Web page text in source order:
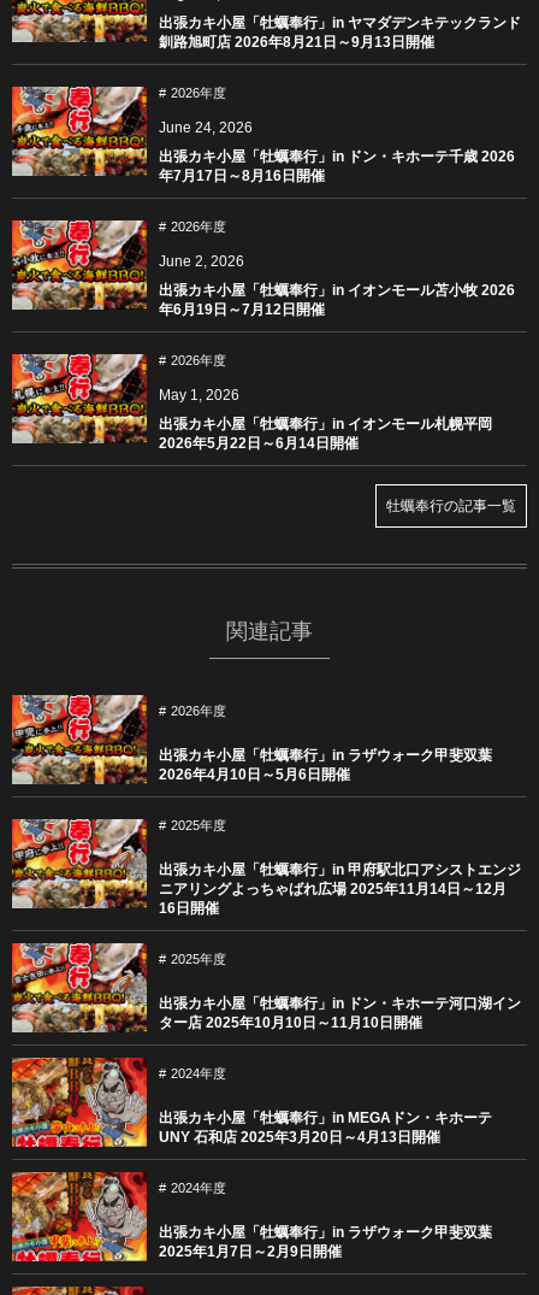
出張カキ小屋「牡蠣奉行」in ヤマダデンキテックランド
釧路旭町店 2026年8月21日～9月13日開催
2026年度
June 24 2026
出張カキ小屋「牡蠣奉行」in ドン・キホーテ千歳 2026
年7月17日～8月16日開催
2026年度
June 2 2026
出張カキ小屋「牡蠣奉行」in イオンモール苫小牧 2026
年6月19日～7月12日開催
2026年度
May 1
2026
出張カキ小屋「牡蠣奉行」in イオンモール札幌平岡
2026年5月22日～6月14日開催
牡蠣奉行の記事一覧
関連記事
2026年度
出張カキ小屋「牡蠣奉行」in ラザウォーク甲斐双葉
2026年4月10日～5月6日開催
2025年度
出張カキ小屋「牡蠣奉行」in 甲府駅北口アシストエンジ
ニアリングよっちゃばれ広場 2025年11月14日～12月
16日開催
2025年度
出張カキ小屋「牡蠣奉行」in ドン・キホーテ河口湖イン
ター店 2025年10月10日～11月10日開催
2024年度
出張カキ小屋「牡蠣奉行」in MEGAドン・キホーテ
UNY 石和店 2025年3月20日～4月13日開催
2024年度
出張カキ小屋「牡蠣奉行」in ラザウォーク甲斐双葉
2025年1月7日～2月9日開催